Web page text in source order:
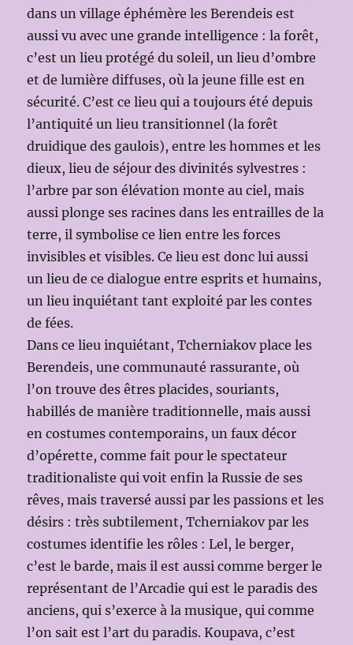
dans un village éphémère les Berendeis est
aussi vu avec une grande intelligence : la forêt,
c’est un lieu protégé du soleil, un lieu d’ombre
et de lumière diffuses, où la jeune fille est en
sécurité. C’est ce lieu qui a toujours été depuis
l’antiquité un lieu transitionnel (la forêt
druidique des gaulois), entre les hommes et les
dieux, lieu de séjour des divinités sylvestres :
l’arbre par son élévation monte au ciel, mais
aussi plonge ses racines dans les entrailles de la
terre, il symbolise ce lien entre les forces
invisibles et visibles. Ce lieu est donc lui aussi
un lieu de ce dialogue entre esprits et humains,
un lieu inquiétant tant exploité par les contes
de fées.
Dans ce lieu inquiétant, Tcherniakov place les
Berendeis, une communauté rassurante, où
l’on trouve des êtres placides, souriants,
habillés de manière traditionnelle, mais aussi
en costumes contemporains, un faux décor
d’opérette, comme fait pour le spectateur
traditionaliste qui voit enfin la Russie de ses
rêves, mais traversé aussi par les passions et les
désirs : très subtilement, Tcherniakov par les
costumes identifie les rôles : Lel, le berger,
c’est le barde, mais il est aussi comme berger le
représentant de l’Arcadie qui est le paradis des
anciens, qui s’exerce à la musique, qui comme
l’on sait est l’art du paradis. Koupava, c’est